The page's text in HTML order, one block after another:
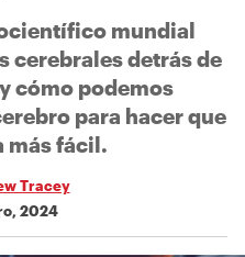
mundial
cerebrales detrás de
cómo podemos
para hacer que
más fácil.
Tracey
2024